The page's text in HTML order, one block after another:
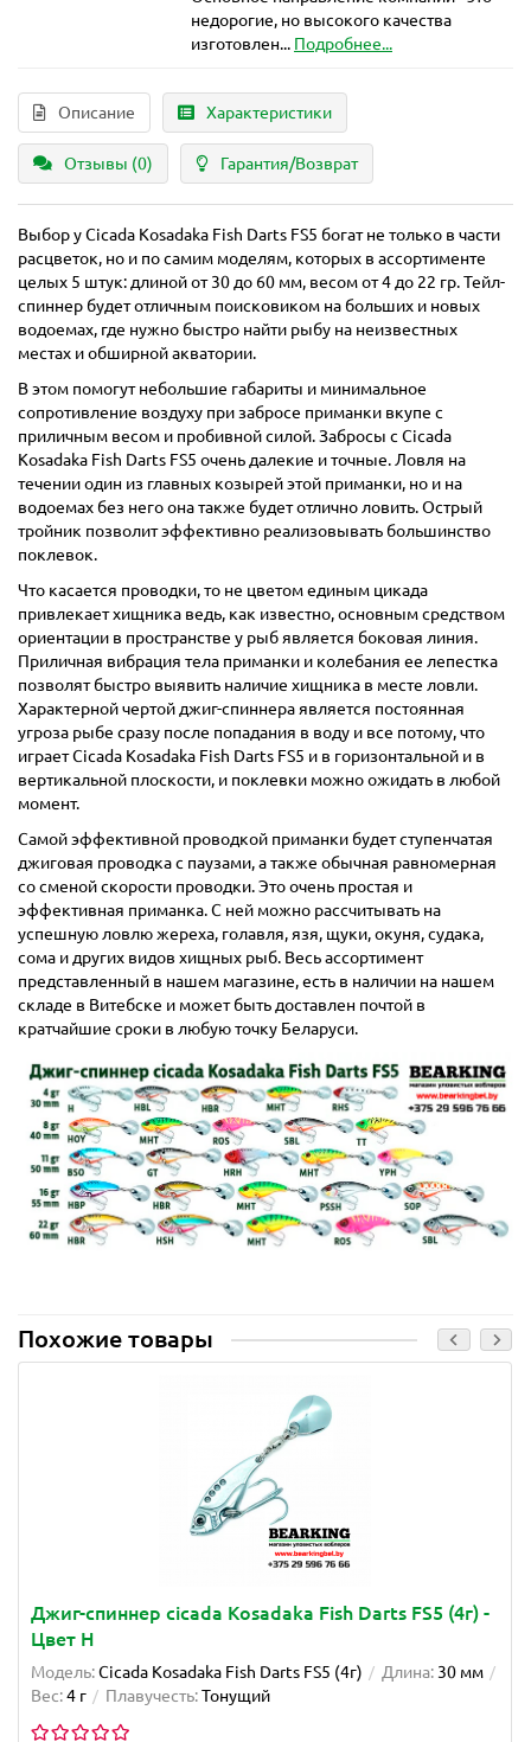
недорогие, но высокого качества
изготовлен... Подробнее...
Описание Характеристики
Отзывы (0) Гарантия/Возврат
Выбор у Cicada Kosadaka Fish Darts FS5 богат не только в части
расцветок, но и по самим моделям, которых в ассортименте
целых 5 штук: длиной от 30 до 60 мм, весом от 4 до 22 гр. Тейл-
спиннер будет отличным поисковиком на больших и новых
водоемах, где нужно быстро найти рыбу на неизвестных
местах и обширной акватории.
В этом помогут небольшие габариты и минимальное
сопротивление воздуху при забросе приманки вкупе с
приличным весом и пробивной силой. Забросы с Cicada
Kosadaka Fish Darts FS5 очень далекие и точные. Ловля на
течении один из главных козырей этой приманки, но и на
водоемах без него она также будет отлично ловить. Острый
тройник позволит эффективно реализовывать большинство
поклевок.
Что касается проводки, то не цветом единым цикада
привлекает хищника ведь, как известно, основным средством
ориентации в пространстве у рыб является боковая линия.
Приличная вибрация тела приманки и колебания ее лепестка
позволят быстро выявить наличие хищника в месте ловли.
Характерной чертой джиг-спиннера является постоянная
угроза рыбе сразу после попадания в воду и все потому, что
играет Cicada Kosadaka Fish Darts FS5 и в горизонтальной и в
вертикальной плоскости, и поклевки можно ожидать в любой
момент.
Самой эффективной проводкой приманки будет ступенчатая
джиговая проводка с паузами, а также обычная равномерная
со сменой скорости проводки. Это очень простая и
эффективная приманка. С ней можно рассчитывать на
успешную ловлю жереха, голавля, язя, щуки, окуня, судака,
сома и других видов хищных рыб. Весь ассортимент
представленный в нашем магазине, есть в наличии на нашем
складе в Витебске и может быть доставлен почтой в
кратчайшие сроки в любую точку Беларуси.
Похожие товары
Джиг-спиннер cicada Kosadaka Fish Darts FS5 (4г) -
Цвет H
Модель:Cicada Kosadaka Fish Darts FS5 (4г) Длина: 30 мм
Вес:4 г Плавучесть:Тонущий